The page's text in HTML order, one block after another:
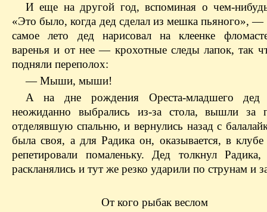
И еще на другой год, вспоминая о чем-
«Это было, когда дед сделал из мешка пьяного», —
самое лето дед нарисовал на клеенке
варенья и от нее — крохотные следы лапок, так
подняли переполох:
— Мыши, мыши!
А на дне рождения Ореста-младшего дед
неожиданно выбрались из-за стола, вышли за
отделявшую спальню, и вернулись назад с
была своя, а для Радика он, оказывается, в
репетировали помаленьку. Дед толкнул
раскланялись и тут же резко ударили по струнам и
От кого рыбак веслом